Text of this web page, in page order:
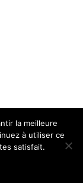
la meilleure
à utiliser ce
satisfait.